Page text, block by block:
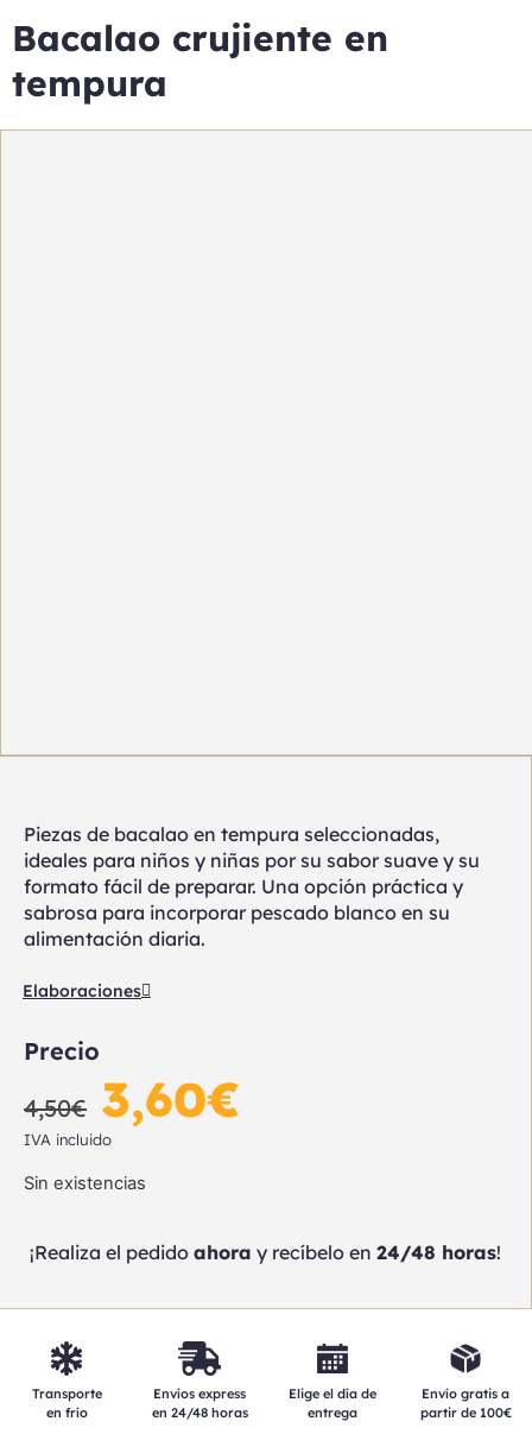
Bacalao crujiente en
tempura
Piezas de bacalao en tempura seleccionadas,
ideales para niños y niñas por su sabor suave y su
formato fácil de preparar. Una opción práctica y
sabrosa para incorporar pescado blanco en su
alimentación diaria.
Elaboraciones
Precio
4,50€ 3,60€
IVA incluido
Sin existencias
¡Realiza el pedido ahora y recíbelo en 24/48 horas!
Transporte
en frío
Envíos express
en 24/48 horas
Elige el día de
entrega
Envío gratis a
partir de 100€